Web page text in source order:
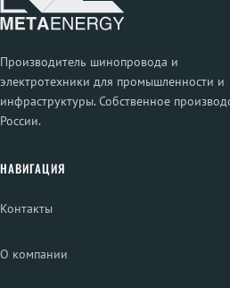
Производитель шинопровода и
электротехники для промышленности и
инфраструктуры. Собственное
России.
НАВИГАЦИЯ
Контакты
О компании